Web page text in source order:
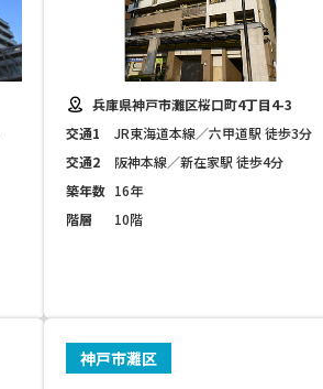
兵庫県神戸市灘区桜口町4丁目4-3
交通1
JR東海道本線／六甲道駅 徒歩3分
交通2
阪神本線／新在家駅 徒歩4分
築年数 16年
階層
10階
神戸市灘区